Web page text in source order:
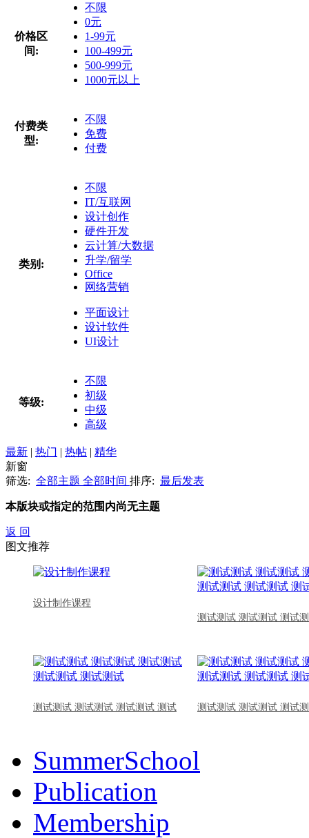
价格区
间:
不限
0元
1-99元
100-499元
500-999元
1000元以上
付费类
型:
不限
免费
付费
类别:
不限
IT/互联网
设计创作
硬件开发
云计算/大数据
升学/留学
Office
网络营销
平面设计
设计软件
UI设计
等级:
不限
初级
中级
高级
最新 | 热门 | 热帖 | 精华
新窗
筛选: 全部主题 全部时间 排序: 最后发表
本版块或指定的范围内尚无主题
返 回
图文推荐
设计制作课程
测试测试 测试测试 测试
测试测试 测试测试 测试测试 测试 测试测试 测试测试 测试
SummerSchool
Publication
Membership